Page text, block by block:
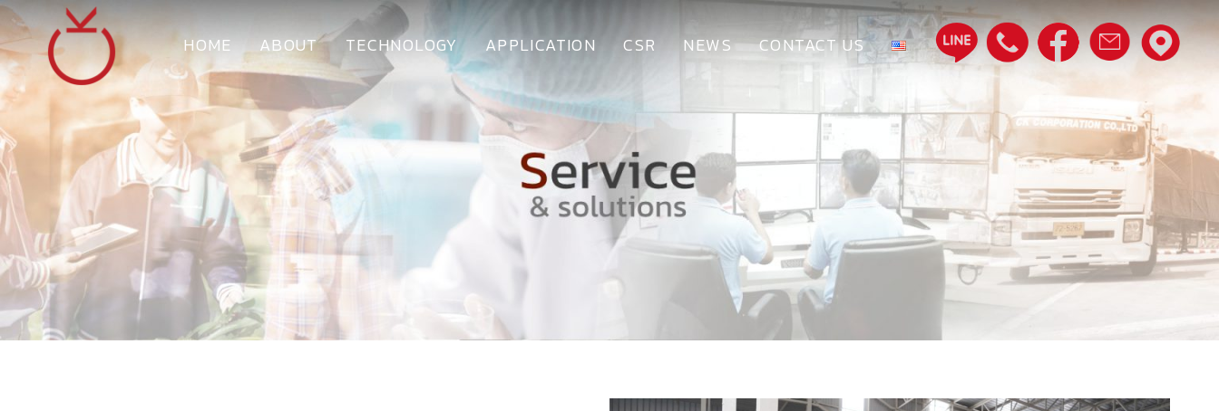
HOME ABOUT TECHNOLOGY APPLICATION CSR NEWS CONTACT US